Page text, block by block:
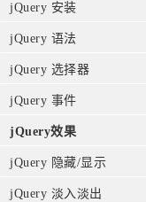
jQuery 安装
jQuery 语法
jQuery 选择器
jQuery 事件
jQuery效果
jQuery 隐藏/显示
jQuery 淡入淡出